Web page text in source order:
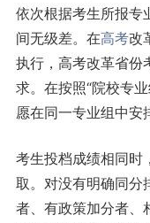
依次根据考生所报专
间无级差。在高考改
执行，高考改革省份
求。在按照“院校专
愿在同一专业组中安
考生投档成绩相同时
取。对没有明确同分
者、有政策加分者、